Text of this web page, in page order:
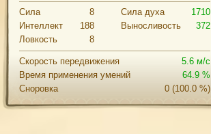
Сила
8
Интеллект
188
Ловкость
8
Cила духа
1710
Выносливость
372
Скорость передвижения
5.6 м/с
Время применения умений
64.9 %
Сноровка
(100.0 %)
0